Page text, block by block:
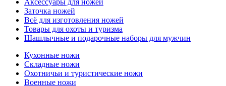
Аксессуары для ножей
Заточка ножей
Всё для изготовления ножей
Товары для охоты и туризма
Шашлычные и подарочные наборы для мужчин
Кухонные ножи
Складные ножи
Охотничьи и туристические ножи
Военные ножи